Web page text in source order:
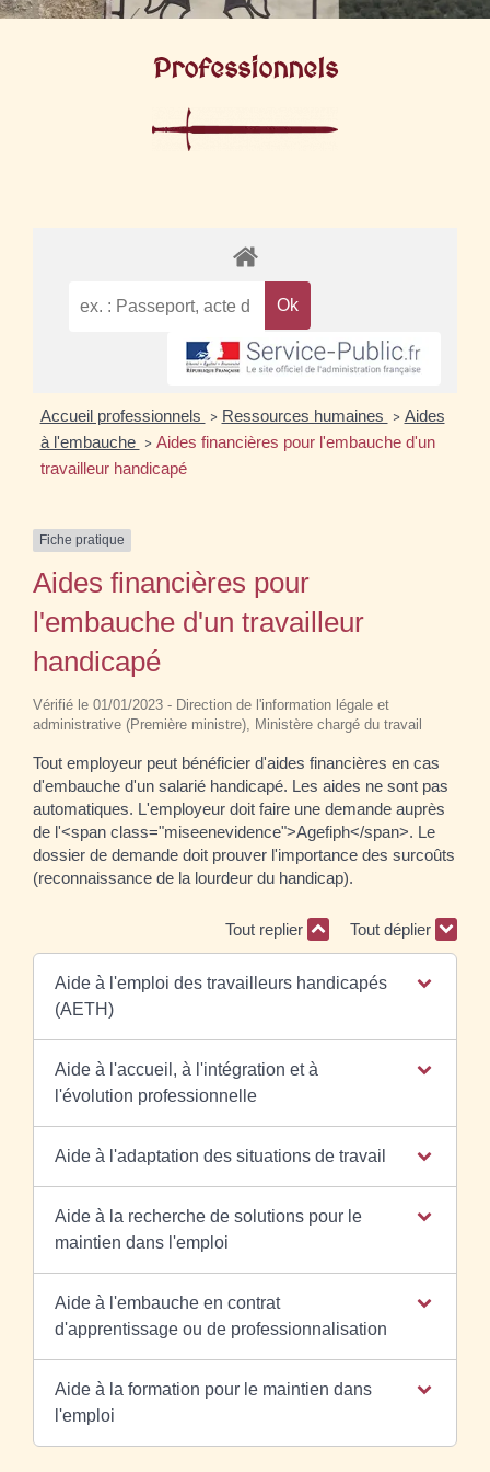
Professionnels
Accueil professionnels > Ressources humaines > Aides
à l'embauche > Aides financières pour l'embauche d'un
travailleur handicapé
Fiche pratique
Aides financières pour
l'embauche d'un travailleur
handicapé
Vérifié le 01/01/2023 - Direction de l'information légale et
administrative (Première ministre), Ministère chargé du travail
Tout employeur peut bénéficier d'aides financières en cas
d'embauche d'un salarié handicapé. Les aides ne sont pas
automatiques. L'employeur doit faire une demande auprès
de l'<span class="miseenevidence">Agefiph</span>. Le
dossier de demande doit prouver l'importance des surcoûts
(reconnaissance de la lourdeur du handicap).
Tout replier Tout déplier
Aide à l'emploi des travailleurs handicapés
(AETH)
Aide à l'accueil, à l'intégration et à
l'évolution professionnelle
Aide à l'adaptation des situations de travail
Aide à la recherche de solutions pour le
maintien dans l'emploi
Aide à l'embauche en contrat
d'apprentissage ou de professionnalisation
Aide à la formation pour le maintien dans
l'emploi